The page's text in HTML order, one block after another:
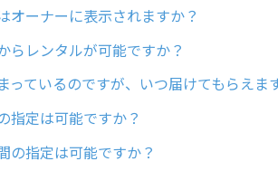
オーナーに表示されますか？
らレンタルが可能ですか？
っているのですが、いつ届けてもらえま
指定は可能ですか？
の指定は可能ですか？